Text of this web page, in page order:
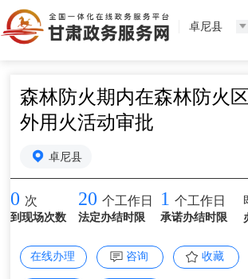
卓尼县
森林防火期内在森林防火
外用火活动审批
卓尼县
0 次
到现场次数
20 个工作日
法定办结时限
1 个工作日
承诺办结时限
在线办理 咨询 收藏